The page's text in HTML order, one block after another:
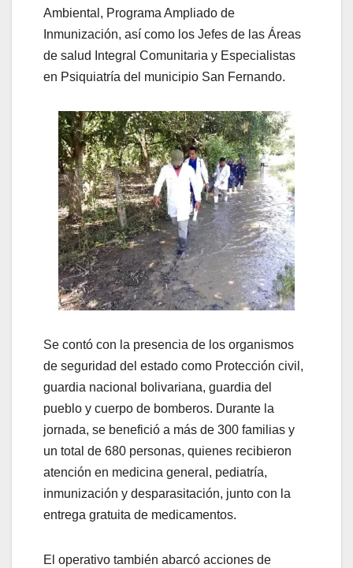
Ambiental, Programa Ampliado de
Inmunización, así como los Jefes de las Áreas
de salud Integral Comunitaria y Especialistas
en Psiquiatría del municipio San Fernando.
Se contó con la presencia de los organismos
de seguridad del estado como Protección civil,
guardia nacional bolivariana, guardia del
pueblo y cuerpo de bomberos. Durante la
jornada, se benefició a más de 300 familias y
un total de 680 personas, quienes recibieron
atención en medicina general, pediatría,
inmunización y desparasitación, junto con la
entrega gratuita de medicamentos.
El operativo también abarcó acciones de